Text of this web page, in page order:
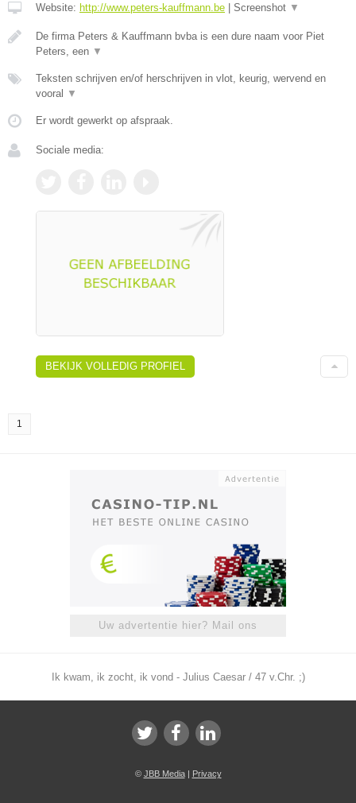
Website: http://www.peters-kauffmann.be | Screenshot ▼
De firma Peters & Kauffmann bvba is een dure naam voor Piet
Peters, een ▼
Teksten schrijven en/of herschrijven in vlot, keurig, wervend en
vooral ▼
Er wordt gewerkt op afspraak.
Sociale media:
BEKIJK VOLLEDIG PROFIEL
1
Uw advertentie hier? Mail ons
Ik kwam, ik zocht, ik vond - Julius Caesar / 47 v.Chr. ;)
© JBB Media| Privacy